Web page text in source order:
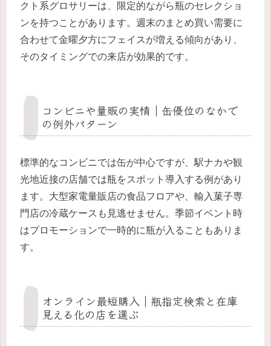
クト系グロサリーは、限定的ながら瓶のセレクショ
ンを持つことがあります。週末のまとめ買い需要に
合わせて金曜夕方にフェイスが増える傾向があり、
そのタイミングでの来店が効果的です。
コンビニや量販の実情｜缶優位のなかで
の例外パターン
標準的なコンビニでは缶が中心ですが、駅ナカや観
光地近接の店舗では瓶をスポット導入する例があり
ます。大型家電量販店の食品フロアや、輸入菓子専
門店の冷蔵ケースも見逃せません。季節イベント時
はプロモーションで一時的に瓶が入ることもありま
す。
オンライン最短購入｜瓶指定検索と在庫
見える化の店を選ぶ